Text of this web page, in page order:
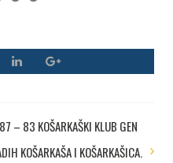
– 83 KOŠARKAŠKI KLUB GEN
KOŠARKAŠA I KOŠARKAŠICA.